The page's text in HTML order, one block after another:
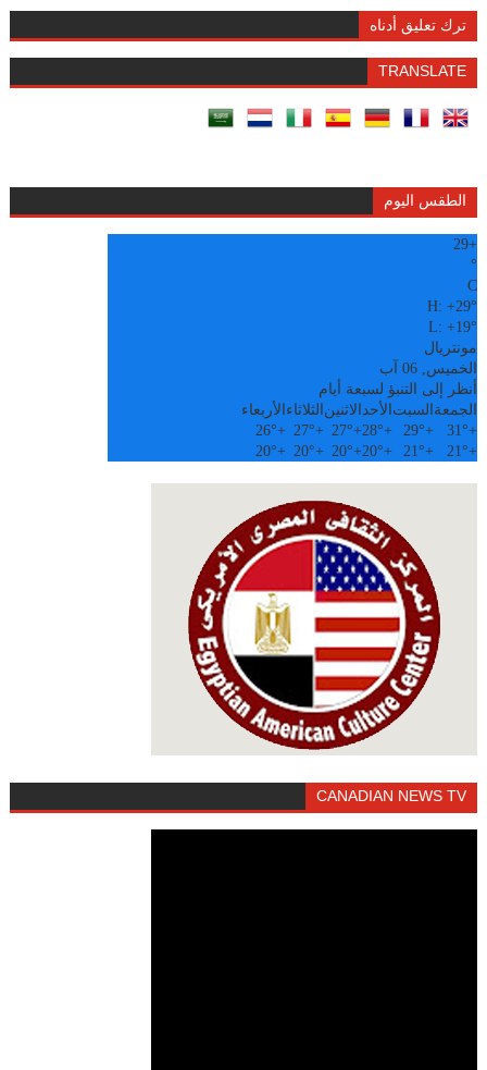
ترك تعليق أدناه
TRANSLATE
الطقس اليوم
+
29
°
C
H:+29°
L:+19°
مونتريال
الخميس, 06 آب
أنظر إلى التنبؤ لسبعة أيام
الجمعة السبت الأحدالاثنين الثلاثاء الأربعاء
+
31°
+
29°
+
28°
+
27°
+
27°
+
26°
+
21°
+
21°
+
20°
+
20°
+
20°
+
20°
CANADIAN NEWS TV